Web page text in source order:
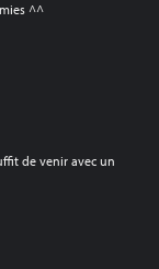
^^
de venir avec un